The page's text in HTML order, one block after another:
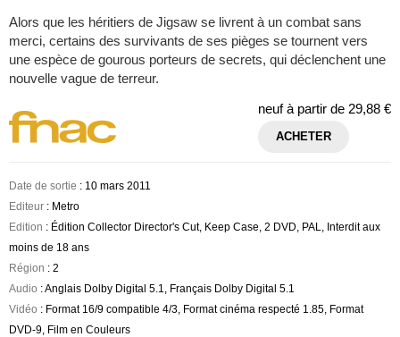
Alors que les héritiers de Jigsaw se livrent à un combat sans
merci, certains des survivants de ses pièges se tournent vers
une espèce de gourous porteurs de secrets, qui déclenchent une
nouvelle vague de terreur.
neuf à partir de 29,88 €
ACHETER
Date de sortie : 10 mars 2011
Editeur : Metro
Edition : Édition Collector Director's Cut, Keep Case, 2 DVD, PAL, Interdit aux
moins de 18 ans
Région : 2
Audio : Anglais Dolby Digital 5.1, Français Dolby Digital 5.1
Vidéo : Format 16/9 compatible 4/3, Format cinéma respecté 1.85, Format
DVD-9, Film en Couleurs